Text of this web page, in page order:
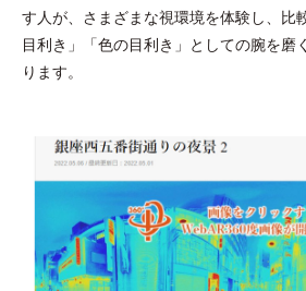
す人が、さまざまな視環境を体験し、比
目利き」「色の目利き」としての腕を磨
ります。